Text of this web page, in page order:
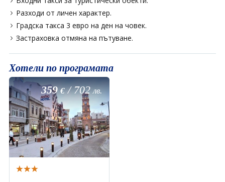
Разходи от личен характер.
Градска такса 3 евро на ден на човек.
Застраховка отмяна на пътуване.
Хотели по програмата
359 €/702 лв.